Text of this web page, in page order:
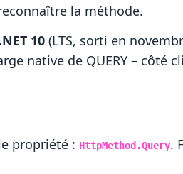
la méthode.
.NET 10 (LTS, sorti en
native de QUERY – côté
propriété : HttpMethod.Query.